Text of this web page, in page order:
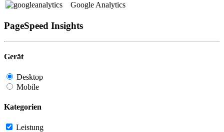
Google Analytics
PageSpeed Insights
Gerät
Desktop
Mobile
Kategorien
Leistung